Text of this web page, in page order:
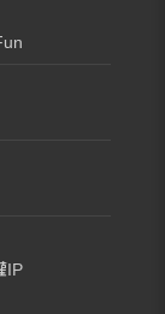
IP